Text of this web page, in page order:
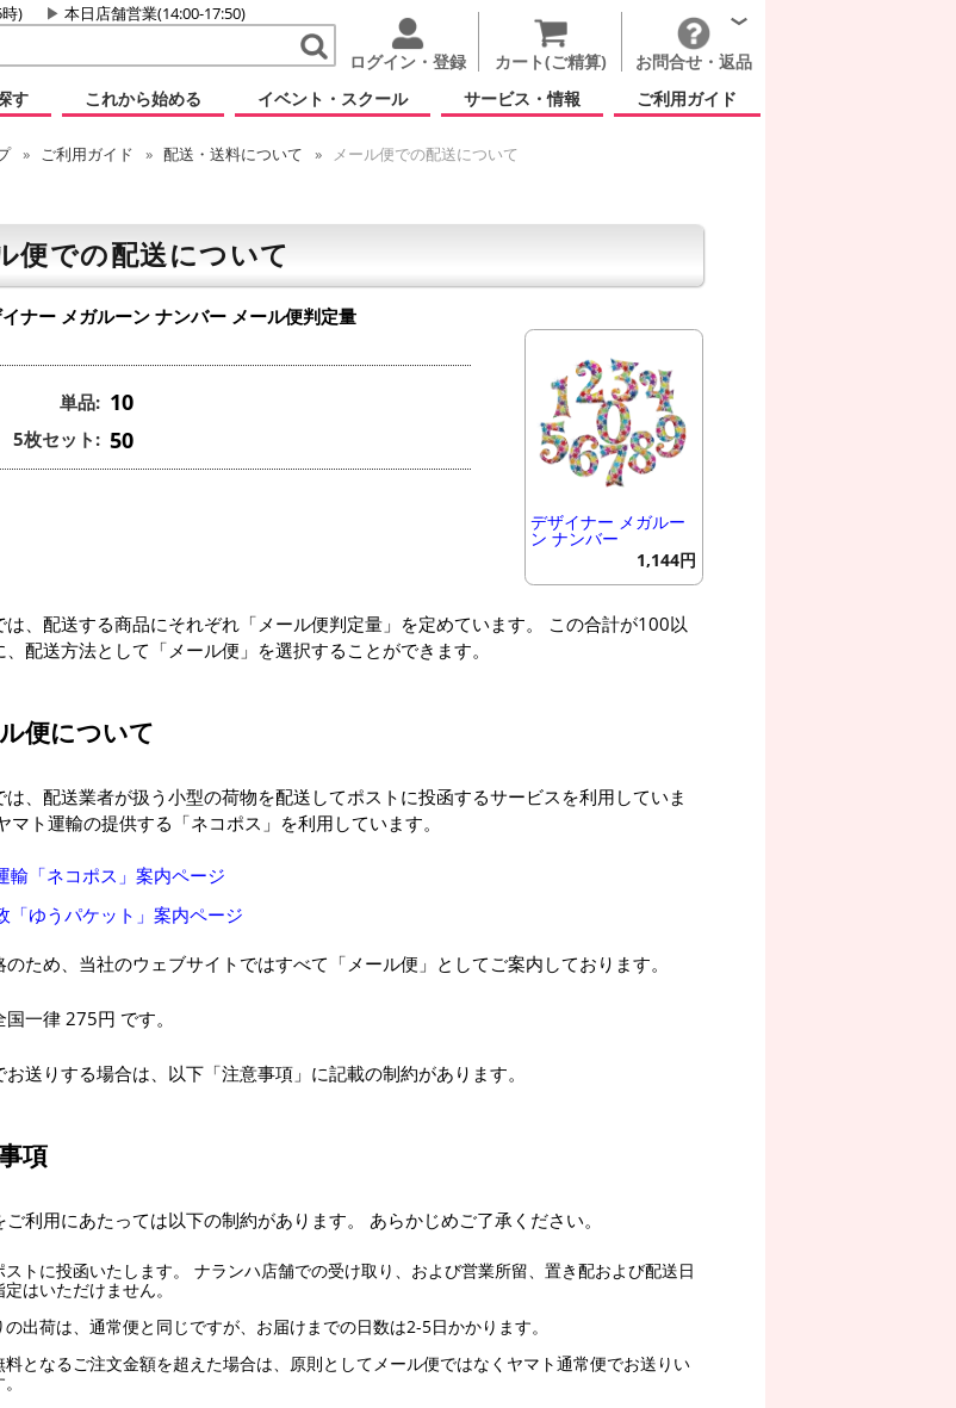
) 本日店舗営業(14:00-17:50)
ログイン・登録 カート(ご精算)
お問合せ・返品
す
これから始める イベント・スクール サービス・情報 ご利用ガイド
ご利用ガイド 配送・送料について メール便での配送について
便での配送について
ナー メガルーン ナンバー メール便判定量
単品: 10
5枚セット: 50
デザイナー メガルー
ン ナンバー
1,144円
は、配送する商品にそれぞれ「メール便判定量」を定めています。 この合計が100以
配送方法として「メール便」を選択することができます。
便について
は、配送業者が扱う小型の荷物を配送してポストに投函するサービスを利用していま
マト運輸の提供する「ネコポス」を利用しています。
輸「ネコポス」案内ページ
「ゆうパケット」案内ページ
ため、当社のウェブサイトではすべて「メール便」としてご案内しております。
一律 275円 です。
お送りする場合は、以下「注意事項」に記載の制約があります。
項
ご利用にあたっては以下の制約があります。 あらかじめご了承ください。
ストに投函いたします。 ナランハ店舗での受け取り、および営業所留、置き配および配送日
はいただけません。
の出荷は、通常便と同じですが、お届けまでの日数は2-5日かかります。
料となるご注文金額を超えた場合は、原則としてメール便ではなくヤマト通常便でお送りい